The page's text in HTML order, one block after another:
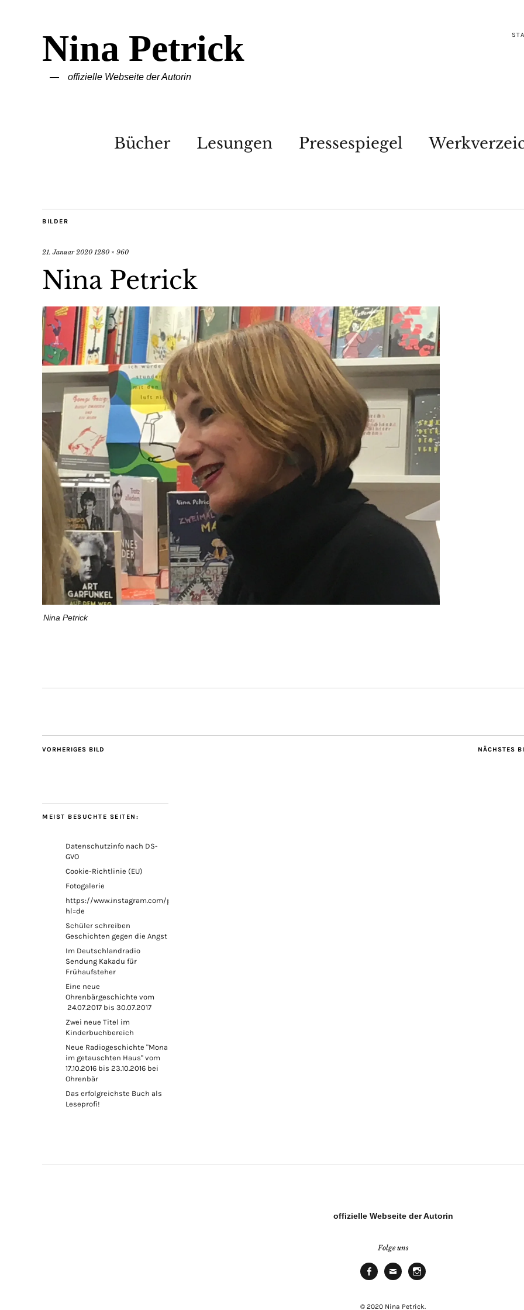
Nina Petrick
offizielle Webseite der Autorin
Bücher Lesungen Pressespiegel
BILDER
21. Januar 2020 1280 × 960
Nina Petrick
Nina Petrick
NÄCHSTES
VORHERIGES BILD
MEIST BESUCHTE SEITEN:
Datenschutzinfo nach DS-
GVO
Cookie-Richtlinie (EU)
Fotogalerie
https://www.instagram.com/petricknina/?
hl=de
Schüler schreiben
Geschichten gegen die Angst
Im Deutschlandradio
Sendung Kakadu für
Frühaufsteher
Eine neue
Ohrenbärgeschichte vom
24.07.2017 bis 30.07.2017
Zwei neue Titel im
Kinderbuchbereich
Neue Radiogeschichte "Mona
im getauschten Haus" vom
17.10.2016 bis 23.10.2016 bei
Ohrenbär
Das erfolgreichste Buch als
Leseprofi!
offizielle Webseite der Autorin
Folge uns
© 2020 Nina Petrick